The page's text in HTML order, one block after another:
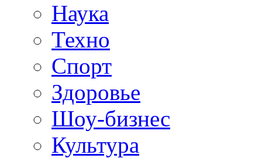
Наука
Техно
Спорт
Здоровье
Шоу-бизнес
Культура